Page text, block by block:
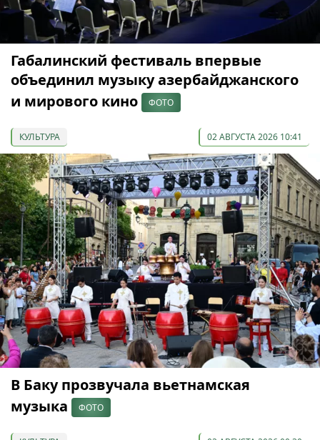
Габалинский фестиваль впервые
объединил музыку азербайджанского
и мирового кино
ФОТО
КУЛЬТУРА 02 АВГУСТА 2026 10:41
В Баку прозвучала вьетнамская
музыка
ФОТО